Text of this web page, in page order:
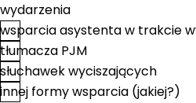
wydarzenia
wsparcia asystenta w trakcie
tłumacza PJM
słuchawek wyciszających
innej formy wsparcia (jakiej?)